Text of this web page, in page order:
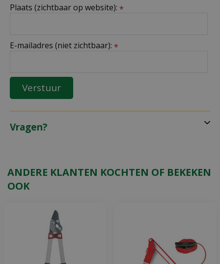
Plaats (zichtbaar op website): *
E-mailadres (niet zichtbaar): *
Vragen?
ANDERE KLANTEN KOCHTEN OF BEKEKEN
OOK